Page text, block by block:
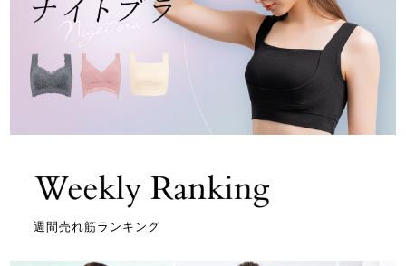
週間売れ筋ランキング